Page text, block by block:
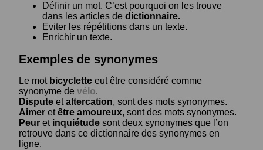
Définir un mot. C’est pourquoi on les trouve
dans les articles de dictionnaire.
Eviter les répétitions dans un texte.
Enrichir un texte.
Exemples de synonymes
Le mot bicyclette eut être considéré comme
synonyme de vélo.
Dispute etaltercation, sont des mots synonymes.
Aimer etêtre amoureux, sont des mots synonymes.
Peur et inquiétude sont deux synonymes que l’on
retrouve dans ce dictionnaire des synonymes en
ligne.